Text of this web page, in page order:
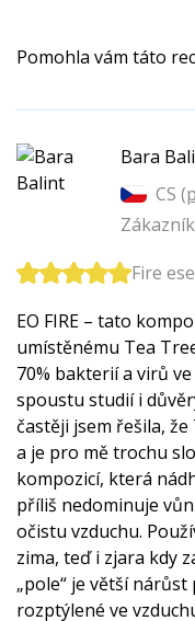
Pomohla vám táto
Bara
CS (
Fire
EO FIRE – tato
umístěnému Tea
70% bakterií a virů
spoustu studií i
častěji jsem řešila,
a je pro mě trochu
kompozicí, která
příliš nedominuje
očistu vzduchu.
zima, teď i zjara kdy
„pole“ je větší
rozptýlené ve